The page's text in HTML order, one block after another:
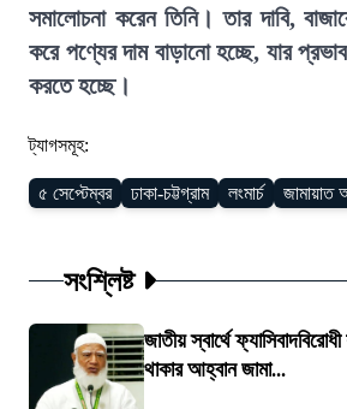
সমালোচনা করেন তিনি। তার দাবি,
করে পণ্যের দাম বাড়ানো হচ্ছে, যার
করতে হচ্ছে।
ট্যাগসমূহ:
৫ সেপ্টেম্বর ঢাকা-চট্টগ্রাম লংমার্চ জামায়াত
সংশ্লিষ্ট
জাতীয় স্বার্থে
থাকার আহ্বান জামা...